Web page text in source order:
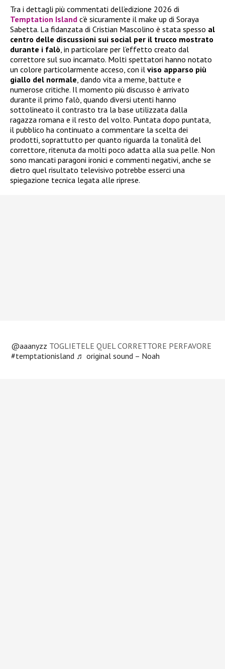
Tra i dettagli più commentati dell’edizione 2026 di
Temptation Island c’è sicuramente il make up di Soraya
Sabetta. La fidanzata di Cristian Mascolino è stata spesso al
centro delle discussioni sui social per il trucco mostrato
durante i falò, in particolare per l’effetto creato dal
correttore sul suo incarnato. Molti spettatori hanno notato
un colore particolarmente acceso, con il viso apparso più
giallo del normale, dando vita a meme, battute e
numerose critiche. Il momento più discusso è arrivato
durante il primo falò, quando diversi utenti hanno
sottolineato il contrasto tra la base utilizzata dalla
ragazza romana e il resto del volto. Puntata dopo puntata,
il pubblico ha continuato a commentare la scelta dei
prodotti, soprattutto per quanto riguarda la tonalità del
correttore, ritenuta da molti poco adatta alla sua pelle. Non
sono mancati paragoni ironici e commenti negativi, anche se
dietro quel risultato televisivo potrebbe esserci una
spiegazione tecnica legata alle riprese.
@aaanyzz TOGLIETELE QUEL CORRETTORE PERFAVORE
#temptationisland ♬ original sound – Noah